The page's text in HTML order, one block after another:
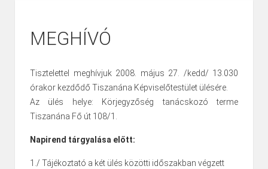
MEGHÍVÓ
Tisztelettel meghívjuk 2008. május 27. /kedd/ 13.030
órakor kezdődő Tiszanána Képviselőtestület ülésére.
Az ülés helye: Körjegyzőség tanácskozó terme
Tiszanána Fő út 108/1.
Napirend tárgyalása előtt:
1./ Tájékoztató a két ülés közötti időszakban végzett